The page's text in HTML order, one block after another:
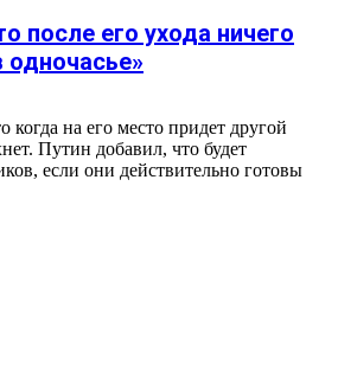
после его ухода ничего
одночасье»
когда на его место придет другой
Путин добавил, что будет
если они действительно готовы